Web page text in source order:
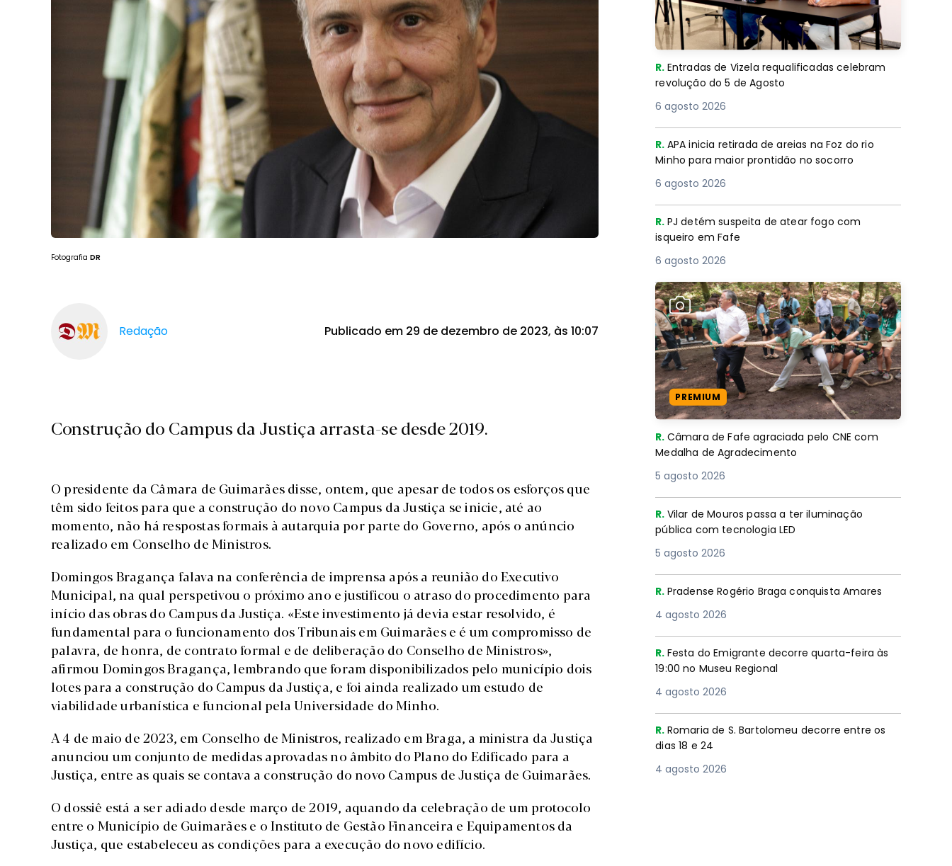
Fotografia DR
Redação Publicado em 29 de dezembro de 2023, às 10:07
Construção do Campus da Justiça arrasta-se desde 2019.
O presidente da Câmara de Guimarães disse, ontem, que apesar de todos os esforços que
têm sido feitos para que a construção do novo Campus da Justiça se inicie, até ao
momento, não há respostas formais à autarquia por parte do Governo, após o anúncio
realizado em Conselho de Ministros.
Domingos Bragança falava na conferência de imprensa após a reunião do Executivo
Municipal, na qual perspetivou o próximo ano e justificou o atraso do procedimento para
início das obras do Campus da Justiça. «Este investimento já devia estar resolvido, é
fundamental para o funcionamento dos Tribunais em Guimarães e é um compromisso de
palavra, de honra, de contrato formal e de deliberação do Conselho de Ministros»,
afirmou Domingos Bragança, lembrando que foram disponibilizados pelo município dois
lotes para a construção do Campus da Justiça, e foi ainda realizado um estudo de
viabilidade urbanística e funcional pela Universidade do Minho.
A 4 de maio de 2023, em Conselho de Ministros, realizado em Braga, a ministra da Justiça
anunciou um conjunto de medidas aprovadas no âmbito do Plano do Edificado para a
Justiça, entre as quais se contava a construção do novo Campus de Justiça de Guimarães.
O dossiê está a ser adiado desde março de 2019, aquando da celebração de um protocolo
entre o Município de Guimarães e o Instituto de Gestão Financeira e Equipamentos da
Justiça, que estabeleceu as condições para a execução do novo edifício.
R. Entradas de Vizela requalificadas celebram
revolução do 5 de Agosto
6 agosto 2026
R. APA inicia retirada de areias na Foz do rio
Minho para maior prontidão no socorro
6 agosto 2026
R. PJ detém suspeita de atear fogo com
isqueiro em Fafe
6 agosto 2026
PREMIUM
R. Câmara de Fafe agraciada pelo CNE com
Medalha de Agradecimento
5 agosto 2026
R. Vilar de Mouros passa a ter iluminação
pública com tecnologia LED
5 agosto 2026
R. Pradense Rogério Braga conquista Amares
4 agosto 2026
R. Festa do Emigrante decorre quarta-feira às
19:00 no Museu Regional
4 agosto 2026
R. Romaria de S. Bartolomeu decorre entre os
dias 18 e 24
4 agosto 2026